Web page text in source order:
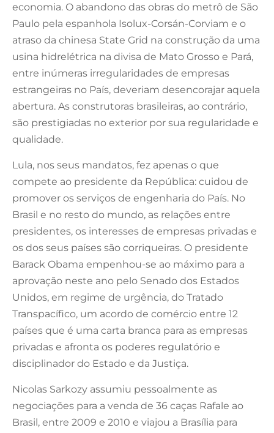
economia. O abandono das obras do metrô de São
Paulo pela espanhola Isolux-Corsán-Corviam e o
atraso da chinesa State Grid na construção da uma
usina hidrelétrica na divisa de Mato Grosso e Pará,
entre inúmeras irregularidades de empresas
estrangeiras no País, deveriam desencorajar aquela
abertura. As construtoras brasileiras, ao contrário,
são prestigiadas no exterior por sua regularidade e
qualidade.
Lula, nos seus mandatos, fez apenas o que
compete ao presidente da República: cuidou de
promover os serviços de engenharia do País. No
Brasil e no resto do mundo, as relações entre
presidentes, os interesses de empresas privadas e
os dos seus países são corriqueiras. O presidente
Barack Obama empenhou-se ao máximo para a
aprovação neste ano pelo Senado dos Estados
Unidos, em regime de urgência, do Tratado
Transpacífico, um acordo de comércio entre 12
países que é uma carta branca para as empresas
privadas e afronta os poderes regulatório e
disciplinador do Estado e da Justiça.
Nicolas Sarkozy assumiu pessoalmente as
negociações para a venda de 36 caças Rafale ao
Brasil, entre 2009 e 2010 e viajou a Brasília para